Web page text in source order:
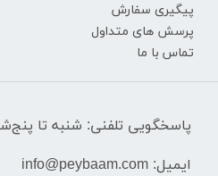
پیگیری سفارش
پرسش های متداول
تماس با ما
پاسخگویی تلفنی: شنبه تا پنج‌شنبه ساعت ۱۰ الی ۲۰ لطفا برای استعلام
ایمیل: info@peybaam.com